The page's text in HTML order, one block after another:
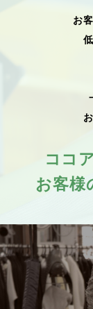
お
ココ
お客様